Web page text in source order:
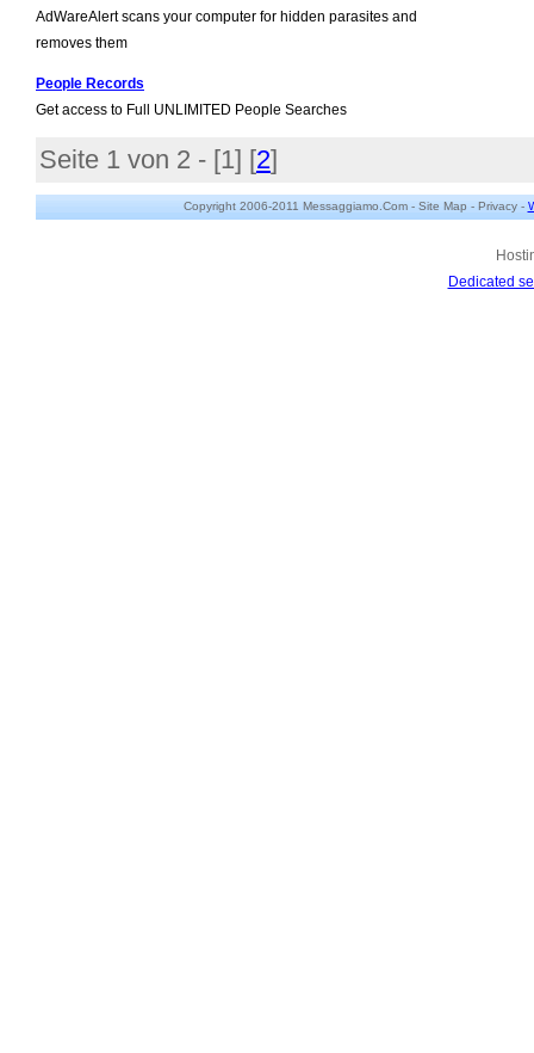
AdWareAlert scans your computer for hidden parasites and
removes them
People Records
Get access to Full UNLIMITED People Searches
Seite 1 von 2 - [1] [2]
Copyright 2006-2011 Messaggiamo.Com - Site Map - Privacy-
Dedicated